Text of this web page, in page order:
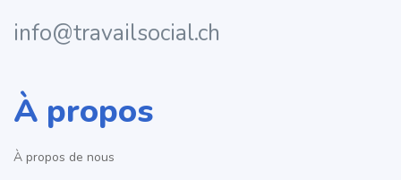
info@travailsocial.ch
À propos
À propos de nous